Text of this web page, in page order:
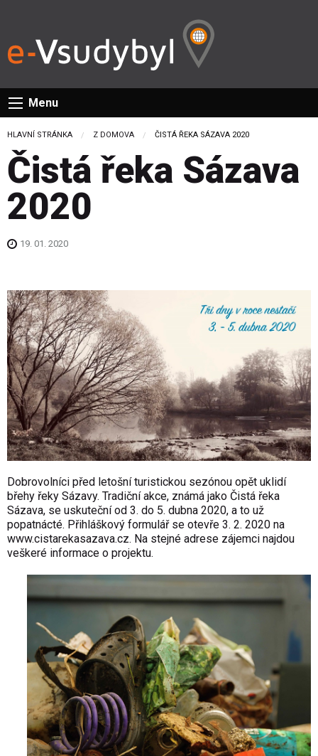
Menu
HLAVNÍ STRÁNKA Z DOMOVA CURRENT:
ČISTÁ ŘEKA SÁZAVA 2020
Čistá řeka Sázava
2020
19. 01. 2020
Dobrovolníci před letošní turistickou sezónou opět uklidí
břehy řeky Sázavy. Tradiční akce, známá jako Čistá řeka
Sázava, se uskuteční od 3. do 5. dubna 2020, a to už
popatnácté. Přihláškový formulář se otevře 3. 2. 2020 na
www.cistarekasazava.cz. Na stejné adrese zájemci najdou
veškeré informace o projektu.